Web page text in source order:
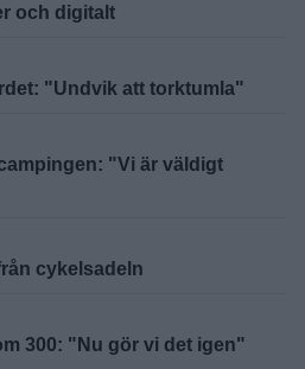
och digitalt
"Undvik att torktumla"
"Vi är väldigt
cykelsadeln
300: "Nu gör vi det igen"